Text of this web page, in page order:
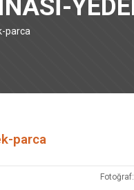
parca
parca